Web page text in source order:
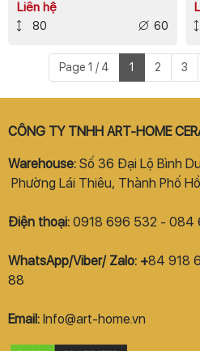
Liên hệ
80 60
Page 1 / 4 1 2 3
CÔNG TY TNHH ART-HOME
Warehouse: Số 36 Đại Lộ Bình
Phường Lái Thiêu, Thành Phố
Điện thoại: 0918 696 532 - 084
WhatsApp/Viber/ Zalo: +84 918
88
Email: Info@art-home.vn